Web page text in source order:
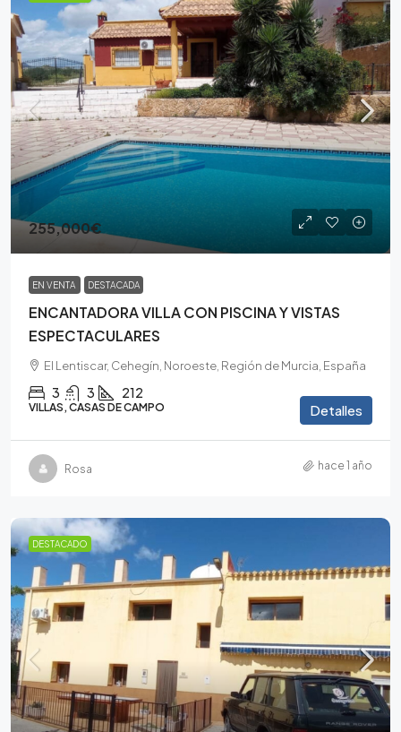
255,000€
EN VENTA DESTACADA
ENCANTADORA VILLA CON PISCINA Y VISTAS
ESPECTACULARES
El Lentiscar, Cehegín, Noroeste, Región de Murcia, España
3 3 212
VILLAS, CASAS DE CAMPO Detalles
Rosa hace 1 año
DESTACADO